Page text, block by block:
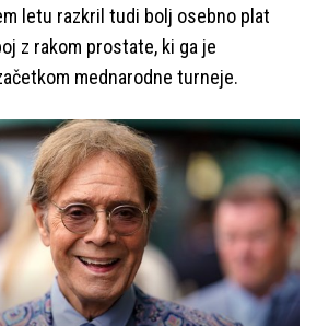
letu razkril tudi bolj osebno plat
z rakom prostate, ki ga je
mednarodne turneje.